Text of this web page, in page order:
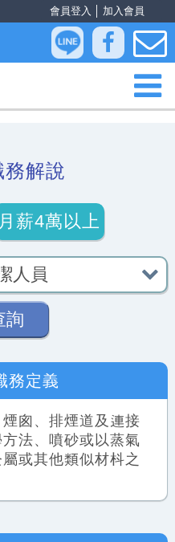
會員登入 加入會員
務解說
月薪4萬以上
詢
務定義
囪、排煙道及連接
法、噴砂或以蒸氣
或其他類似材枓之